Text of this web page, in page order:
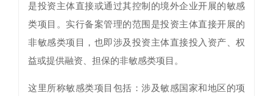
是投资主体直接或通过其控制的境外企业开展的敏感
类项目。实行备案管理的范围是投资主体直接开展的
非敏感类项目，也即涉及投资主体直接投入资产、权
益或提供融资、担保的非敏感类项目。
这里所称敏感类项目包括：涉及敏感国家和地区的项